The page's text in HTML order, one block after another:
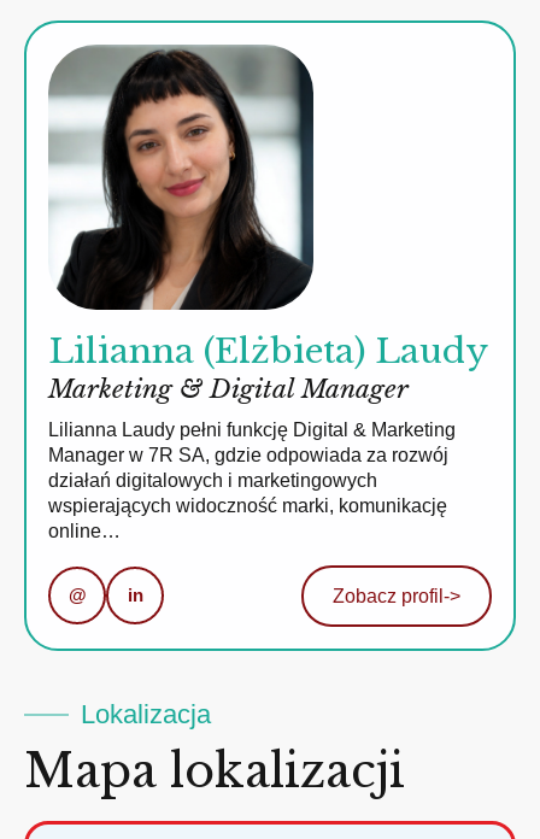
Lilianna (Elżbieta) Laudy
Marketing & Digital Manager
Lilianna Laudy pełni funkcję Digital & Marketing
Manager w 7R SA, gdzie odpowiada za rozwój
działań digitalowych i marketingowych
wspierających widoczność marki, komunikację
online…
@ in Zobacz profil ->
Lokalizacja
Mapa lokalizacji